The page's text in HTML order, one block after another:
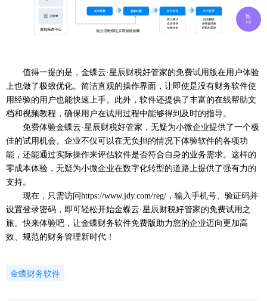
值得一提的是，金蝶云·星辰财税好管家的免费试用版在用户体验
上也做了极致优化。简洁直观的操作界面，让即使是没有财务软件使
用经验的用户也能快速上手。此外，软件还提供了丰富的在线帮助文
档和视频教程，确保用户在试用过程中能够得到及时的指导。
免费体验金蝶云·星辰财税好管家，无疑为小微企业提供了一个极
佳的试用机会。企业不仅可以在无负担的情况下体验软件的各项功
能，还能通过实际操作来评估软件是否符合自身的业务需求。这样的
零成本体验，无疑为小微企业在数字化转型的道路上提供了强有力的
支持。
现在，只需访问https://www.jdy.com/reg/，输入手机号、验证码并
设置登录密码，即可轻松开始金蝶云·星辰财税好管家的免费试用之
旅。快来体验吧，让金蝶财务软件免费版助力您的企业迈向更加高
效、规范的财务管理新时代！
金蝶财务软件